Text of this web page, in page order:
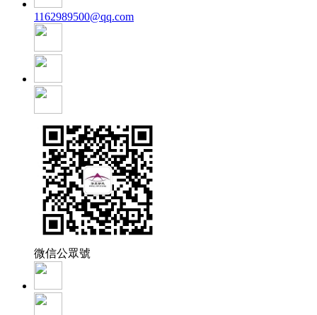
1162989500@qq.com
微信公眾號